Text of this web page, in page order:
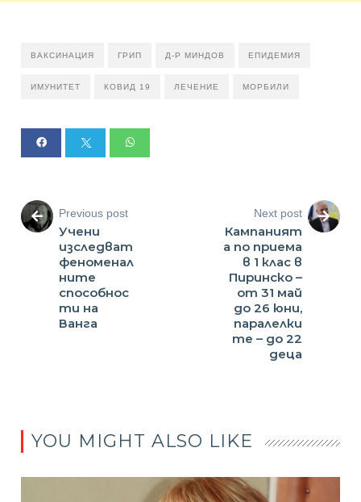
ВАКСИНАЦИЯ ГРИП Д-Р МИНДОВ ЕПИДЕМИЯ
ИМУНИТЕТ КОВИД 19 ЛЕЧЕНИЕ МОРБИЛИ
Previous post
Учени
изследват
феноменал
ните
способнос
ти на
Ванга
Next post
Кампаният
а по приема
в 1 клас в
Пиринско –
от 31 май
до 26 юни,
паралелки
те – до 22
деца
YOU MIGHT ALSO LIKE